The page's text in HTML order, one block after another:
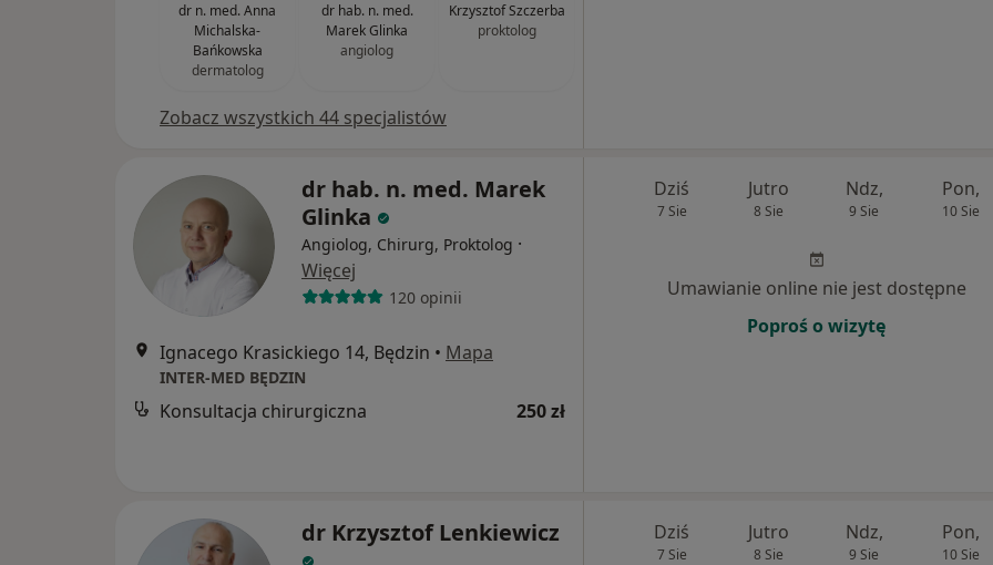
dr n. med. Anna
Michalska-
Bańkowska
dermatolog
dr hab. n. med.
Marek Glinka
angiolog
Krzysztof Szczerba
proktolog
Zobacz wszystkich 44 specjalistów
dr hab. n. med. Marek
Glinka
Angiolog, Chirurg, Proktolog ·
Więcej
120 opinii
Ignacego Krasickiego 14, Będzin • Mapa
INTER-MED BĘDZIN
Konsultacja chirurgiczna 250 zł
Dziś
7 Sie
Jutro
8 Sie
Ndz,
9 Sie
Pon,
10 Sie
Umawianie online nie jest dostępne
Poproś o wizytę
dr Krzysztof Lenkiewicz Dziś
7 Sie
Jutro
8 Sie
Ndz,
9 Sie
Pon,
10 Sie